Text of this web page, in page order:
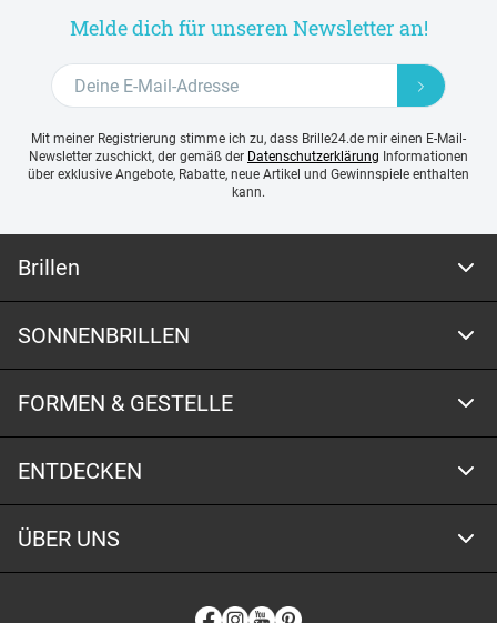
Melde dich für unseren Newsletter an!
Mit meiner Registrierung stimme ich zu, dass Brille24.de mir einen E-Mail-
Newsletter zuschickt, der gemäß der Datenschutzerklärung Informationen
über exklusive Angebote, Rabatte, neue Artikel und Gewinnspiele enthalten
kann.
Brillen
SONNENBRILLEN
FORMEN & GESTELLE
ENTDECKEN
ÜBER UNS